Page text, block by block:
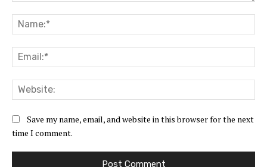
Save my name, email, and website in this browser for the next
time I comment.